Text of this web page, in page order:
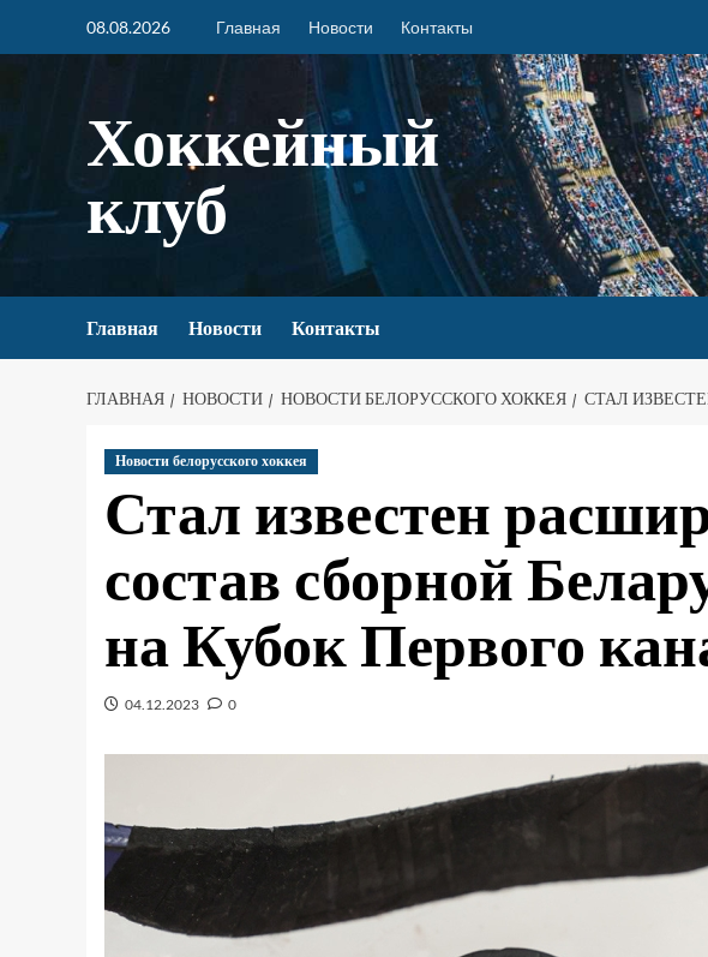
08.08.2026 Главная Новости Контакты
Хоккейный
клуб
Главная Новости Контакты
ГЛАВНАЯ НОВОСТИ НОВОСТИ БЕЛОРУССКОГО ХОККЕЯ СТАЛ
Новости белорусского хоккея
Стал известен
состав сборной
на Кубок Первого
04.12.2023 0